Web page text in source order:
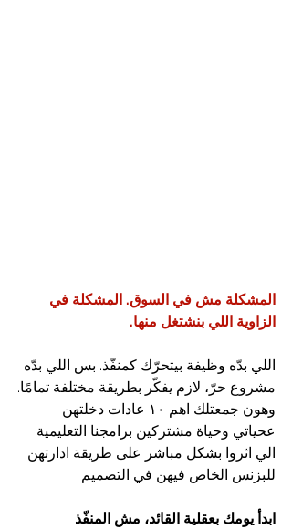
المشكلة مش في السوق. المشكلة في
الزاوية اللي بنشتغل منها.
اللي بدّه وظيفة بيتحرّك كمنفّذ. بس اللي بدّه
مشروع حرّ، لازم يفكّر بطريقة مختلفة تمامًا.
وهون جمعتلك اهم ١٠ عادات دخلتهن
عحياتي وحياة مشتركين برامجنا التعليمية
الي اثروا بشكل مباشر على طريقة ادارتهن
للبزنس الخاص فيهن في التصميم
ابدأ يومك بعقلية القائد، مش المنفّذ